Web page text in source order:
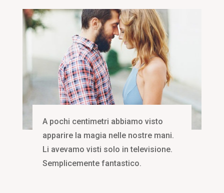
A pochi centimetri abbiamo visto
apparire la magia nelle nostre mani.
Li avevamo visti solo in televisione.
Semplicemente fantastico.